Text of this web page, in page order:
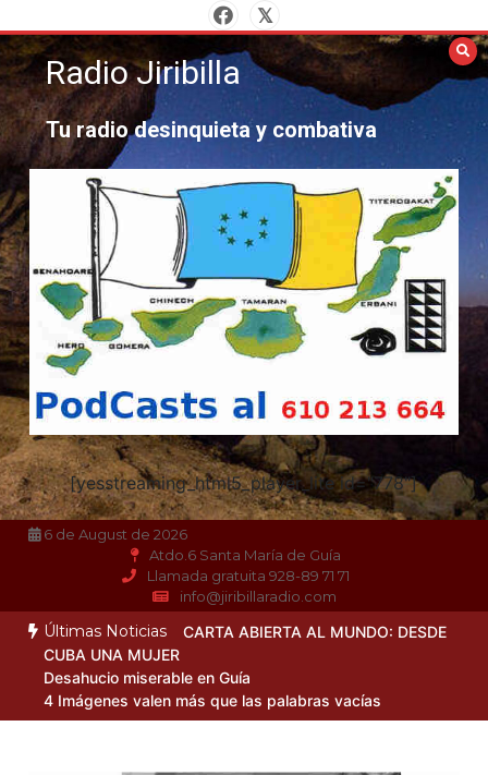
al
contenidoRadio Jiribilla
Tu radio desinquieta y combativa
[yesstreaming_html5_player_lite id="778"]
6 de August de 2026
Atdo.6 Santa María de Guía
Llamada gratuita 928-89 71 71
info@jiribillaradio.com
Últimas Noticias
CARTA ABIERTA AL MUNDO: DESDE
CUBA UNA MUJER
Desahucio miserable en Guía
4 Imágenes valen más que las palabras vacías